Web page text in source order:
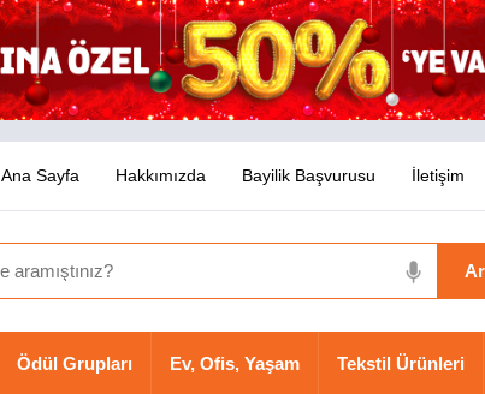
Ana Sayfa Hakkımızda Bayilik Başvurusu İletişim
Ödül Grupları Ev, Ofis, Yaşam Tekstil Ürünleri